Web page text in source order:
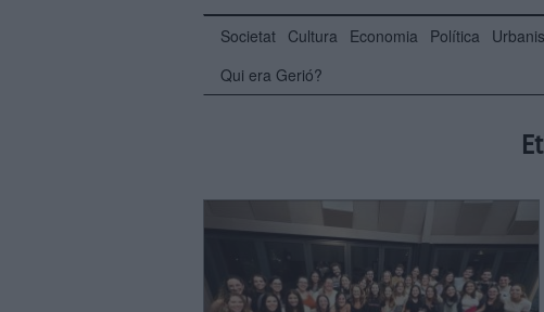
Societat Cultura Economia Política
Qui era Gerió?